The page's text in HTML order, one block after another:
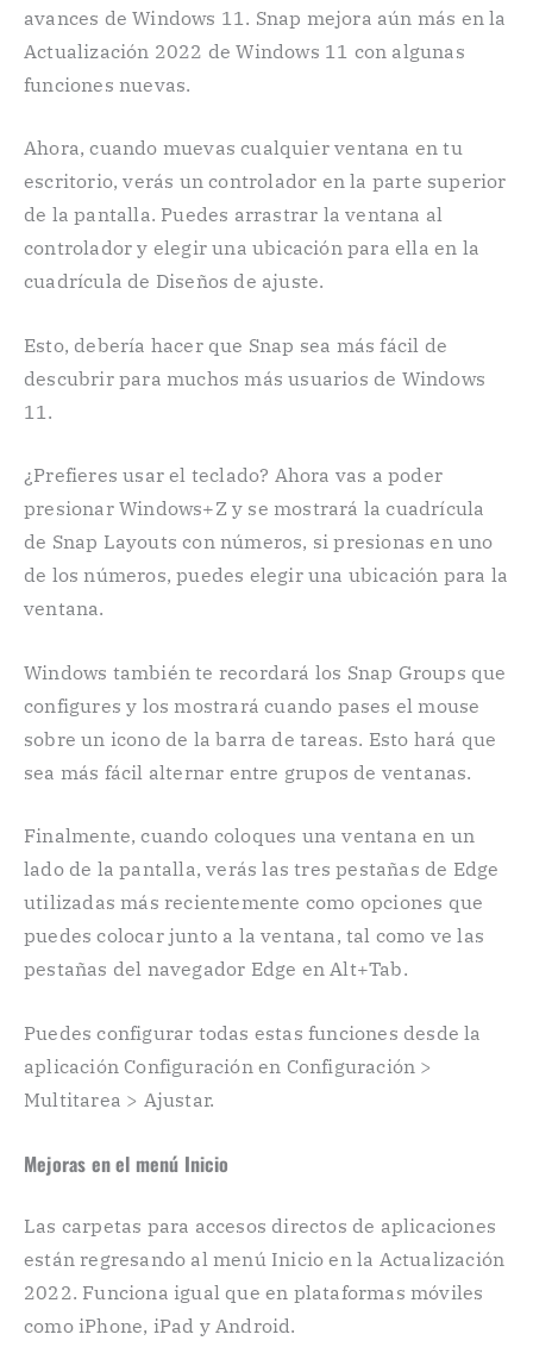
avances de Windows 11. Snap mejora aún más en la
Actualización 2022 de Windows 11 con algunas
funciones nuevas.
Ahora, cuando muevas cualquier ventana en tu
escritorio, verás un controlador en la parte superior
de la pantalla. Puedes arrastrar la ventana al
controlador y elegir una ubicación para ella en la
cuadrícula de Diseños de ajuste.
Esto, debería hacer que Snap sea más fácil de
descubrir para muchos más usuarios de Windows
11.
¿Prefieres usar el teclado? Ahora vas a poder
presionar Windows+Z y se mostrará la cuadrícula
de Snap Layouts con números, si presionas en uno
de los números, puedes elegir una ubicación para la
ventana.
Windows también te recordará los Snap Groups que
configures y los mostrará cuando pases el mouse
sobre un icono de la barra de tareas. Esto hará que
sea más fácil alternar entre grupos de ventanas.
Finalmente, cuando coloques una ventana en un
lado de la pantalla, verás las tres pestañas de Edge
utilizadas más recientemente como opciones que
puedes colocar junto a la ventana, tal como ve las
pestañas del navegador Edge en Alt+Tab.
Puedes configurar todas estas funciones desde la
aplicación Configuración en Configuración >
Multitarea > Ajustar.
Mejoras en el menú Inicio
Las carpetas para accesos directos de aplicaciones
están regresando al menú Inicio en la Actualización
2022. Funciona igual que en plataformas móviles
como iPhone, iPad y Android.